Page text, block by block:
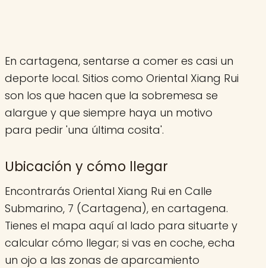
En cartagena, sentarse a comer es casi un
deporte local. Sitios como Oriental Xiang Rui
son los que hacen que la sobremesa se
alargue y que siempre haya un motivo
para pedir 'una última cosita'.
Ubicación y cómo llegar
Encontrarás Oriental Xiang Rui en Calle
Submarino, 7 (Cartagena), en cartagena.
Tienes el mapa aquí al lado para situarte y
calcular cómo llegar; si vas en coche, echa
un ojo a las zonas de aparcamiento